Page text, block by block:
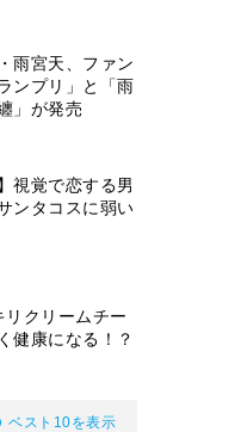
雨宮天、ファン
ンプリ」と「雨
」が発売
視覚で恋する男
ンタコスに弱い
クリームチー
健康になる！？
ベスト10を表示